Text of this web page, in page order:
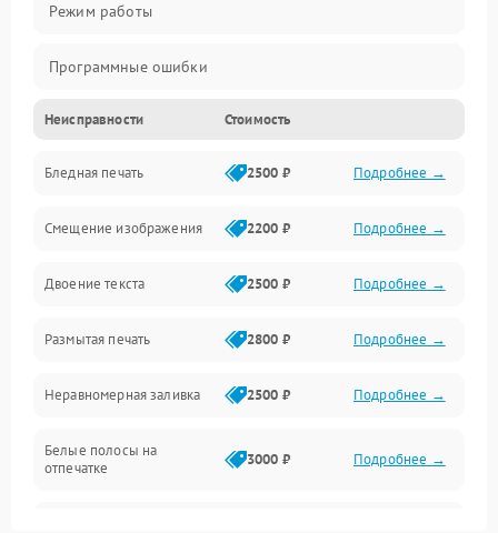
Режим работы
Программные ошибки
Картриджи и расходники
Сканер и копирование
Механика и узлы
Программные сбои
Подключение и интерфейсы
Дисплей и органы управления
Изображение
Неисправности Стоимость
Бледная печать 2500 ₽ Подробнее →
Смещение изображения 2200 ₽ Подробнее →
Двоение текста 2500 ₽ Подробнее →
Размытая печать 2800 ₽ Подробнее →
Неравномерная заливка 2500 ₽ Подробнее →
Белые полосы на
отпечатке
3000 ₽ Подробнее →